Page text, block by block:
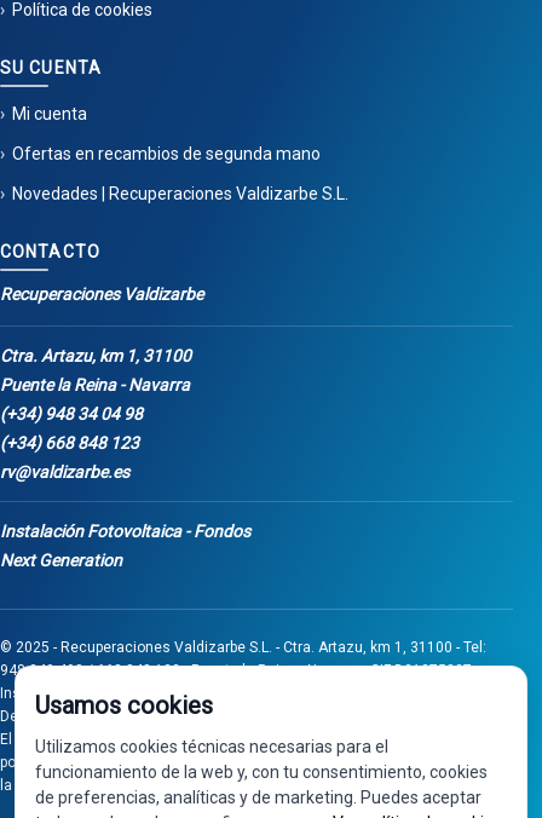
Política de cookies
SU CUENTA
Mi cuenta
Ofertas en recambios de segunda mano
Novedades | Recuperaciones Valdizarbe S.L.
CONTACTO
Recuperaciones Valdizarbe
Ctra. Artazu, km 1, 31100
Puente la Reina - Navarra
(+34) 948 34 04 98
(+34) 668 848 123
rv@valdizarbe.es
Instalación Fotovoltaica - Fondos
Next Generation
© 2025 - Recuperaciones Valdizarbe S.L. - Ctra. Artazu, km 1, 31100 - Tel:
948 340 498 / 668 848 123 - Puente la Reina - Navarra - CIF B31275837.
Inscrita en el Registro Mercantil de Navarra, Tomo 32, Folio 75, Hoja 525.
Desarrollado porSeintosoft
El proyecto de inversión "0011-0558-2024-000008" ha sido subvencionado
por Gobierno de Navarra al amparo de la convocatoria de 2024 de Ayudas a
la inversión en pymes industriales
Usamos cookies
Utilizamos cookies técnicas necesarias para el
funcionamiento de la web y, con tu consentimiento, cookies
de preferencias, analíticas y de marketing. Puedes aceptar